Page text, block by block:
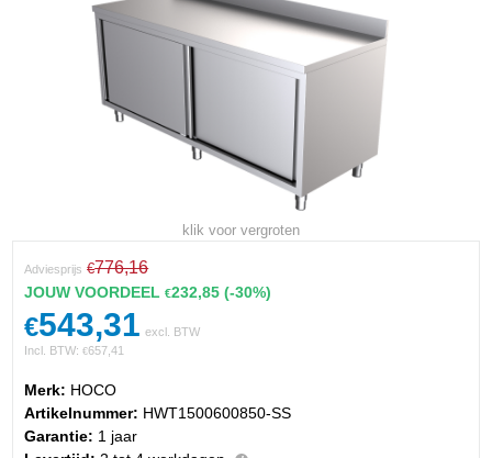
klik voor vergroten
Adviesprijs €776,16
JOUW VOORDEEL€232,85 (-30%)
€543,31 excl. BTW
Incl. BTW:€657,41
Merk: HOCO
Artikelnummer: HWT1500600850-SS
Garantie: 1 jaar